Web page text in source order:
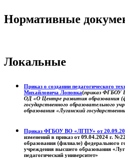
Нормативные
Локальные
Приказ о создании педагогического
Михайловича Лоповка(приказ ФГБОУ
ОД «О Центре развития образования
государственного образовательного
образования «Луганский
Приказ ФГБОУ ВО «ЛГПУ» от
изменений в приказ от 09.04.2024 г.
образования (филиале) федерального
учреждения высшего образования
педагогический университет»